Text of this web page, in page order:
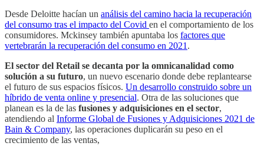
Desde Deloitte hacían un análisis del camino hacia la recuperación
del consumo tras el impacto del Covid en el comportamiento de los
consumidores. Mckinsey también apuntaba los factores que
vertebrarán la recuperación del consumo en 2021 .
El sector del Retail se decanta por la omnicanalidad como
solución a su futuro, un nuevo escenario donde debe replantearse
el futuro de sus espacios físicos. Un desarrollo construido sobre un
híbrido de venta online y presencial. Otra de las soluciones que
planean es la de las fusiones y adquisiciones en el sector,
atendiendo al Informe Global de Fusiones y Adquisiciones 2021 de
Bain & Company, las operaciones duplicarán su peso en el
crecimiento de las ventas,